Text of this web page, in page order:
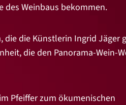
des Weinbaus bekommen.
die die Künstlerin Ingrid Jäger
die den Panorama-Wein-
Pfeiffer zum ökumenischen